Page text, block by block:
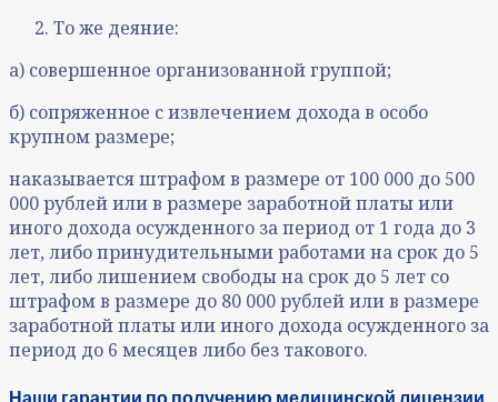
То же деяние:
а) совершенное организованной группой;
б) сопряженное с извлечением дохода в особо
крупном размере;
наказывается штрафом в размере от 100 000 до 500
000 рублей или в размере заработной платы или
иного дохода осужденного за период от 1 года до 3
лет, либо принудительными работами на срок до 5
лет, либо лишением свободы на срок до 5 лет со
штрафом в размере до 80 000 рублей или в размере
заработной платы или иного дохода осужденного за
период до 6 месяцев либо без такового.
Наши гарантии по получению медицинской лицензии